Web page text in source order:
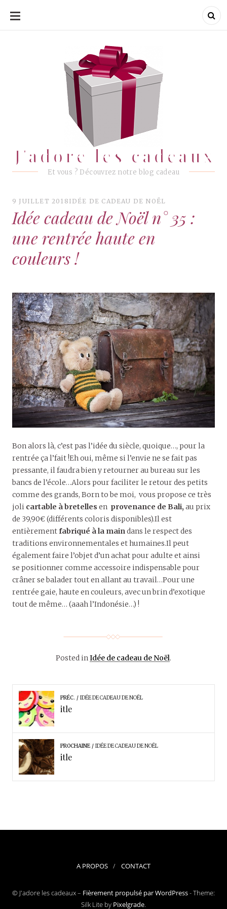
ALLER
CONTENU
J'adore les cadeaux
Et vous ? Découvrez notre blog cadeau
J'adore les cadeaux
9 JUILLET 2018 IDÉE DE CADEAU DE NOËL
Idée cadeau de Noël n° 35 :
une rentrée haute en
couleurs !
Bon alors là, c’est pas l’idée du siècle, quoique…, pour la
rentrée ça l’fait !Eh oui, même si l’envie ne se fait pas
pressante, il faudra bien y retourner au bureau sur les
bancs de l’école…Alors pour faciliter le retour des petits
comme des grands, Born to be moi, vous propose ce très
joli cartable à bretelles en provenance de Bali, au prix
de 39,90€ (différents coloris disponibles).Il est
entièrementfabriqué à la maindans le respect des
traditions environnementales et humaines.Il peut
également faire l’objet d’un achat pour adulte et ainsi
se positionner comme accessoire indispensable pour
crâner se balader tout en allant au travail…Pour une
rentrée gaie, haute en couleurs, avec un brin d’exotique
tout de même… (aaah l’Indonésie…) !
Posted inIdée de cadeau de Noël.
PRÉC. IDÉE DE CADEAU DE NOËL
itle
PROCHAINE IDÉE DE CADEAU DE NOËL
itle
A PROPOS CONTACT
© J'adore les cadeaux – Fièrement propulsé par WordPress-Theme:
Silk Lite by Pixelgrade.